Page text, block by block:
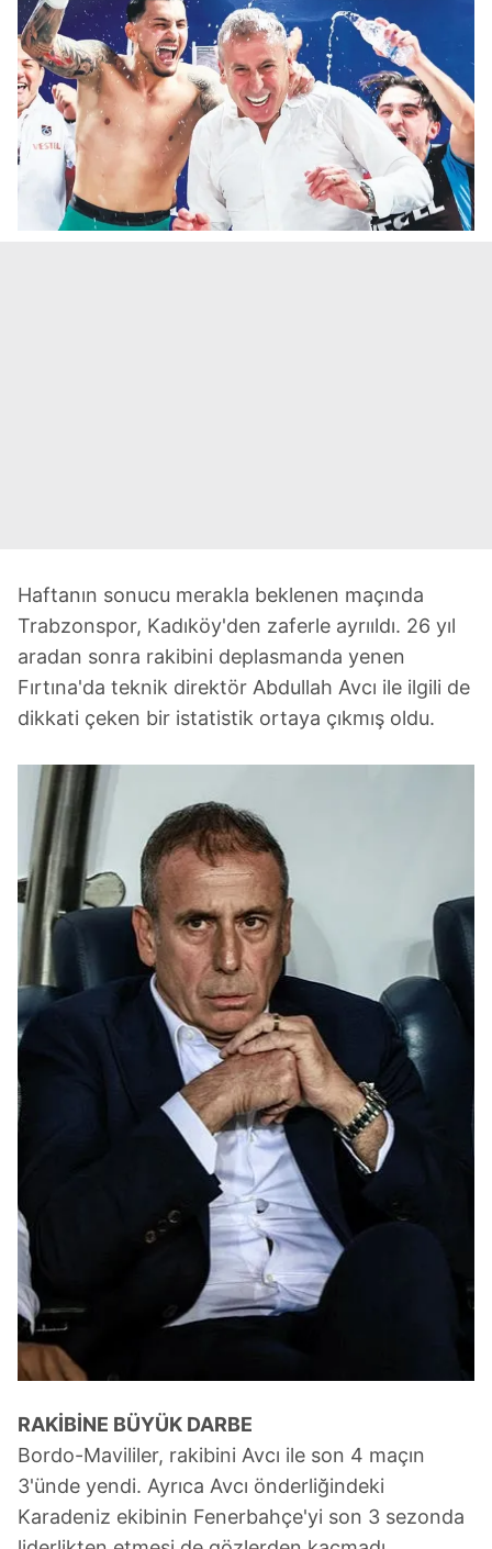
Haftanın sonucu merakla beklenen maçında
Trabzonspor, Kadıköy'den zaferle ayrııldı. 26 yıl
aradan sonra rakibini deplasmanda yenen
Fırtına'da teknik direktör Abdullah Avcı ile ilgili de
dikkati çeken bir istatistik ortaya çıkmış oldu.
RAKİBİNE BÜYÜK DARBE
Bordo-Mavililer, rakibini Avcı ile son 4 maçın
3'ünde yendi. Ayrıca Avcı önderliğindeki
Karadeniz ekibinin Fenerbahçe'yi son 3 sezonda